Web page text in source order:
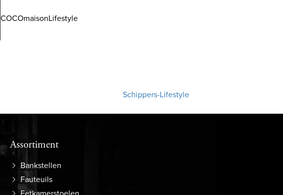
COCOmaisonLifestyle
Assortiment
Bankstellen
Fauteuils
Schippers-Lifestyle